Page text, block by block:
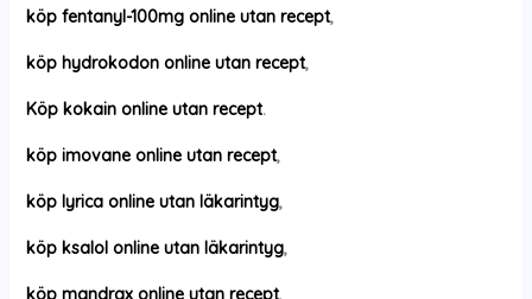
köp fentanyl-100mg online utan recept,
köp hydrokodon online utan recept,
Köp kokain online utan recept.
köp imovane online utan recept,
köp lyrica online utan läkarintyg,
köp ksalol online utan läkarintyg,
köp mandrax online utan recept,